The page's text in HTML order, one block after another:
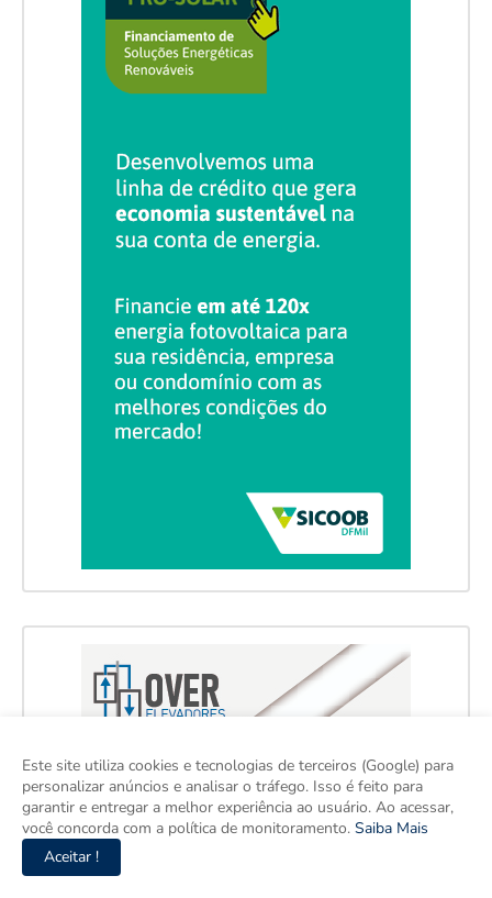
Este site utiliza cookies e tecnologias de terceiros (Google) para
personalizar anúncios e analisar o tráfego. Isso é feito para
garantir e entregar a melhor experiência ao usuário. Ao acessar,
você concorda com a política de monitoramento. Saiba Mais
Aceitar !